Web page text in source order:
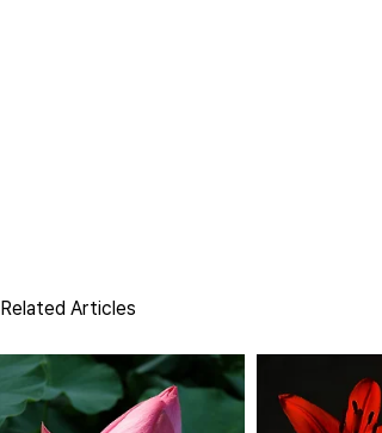
Related Articles